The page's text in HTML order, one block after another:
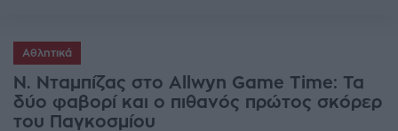
Αθλητικά
Ν. Νταμπίζας στο Allwyn Game Time: Τα
δύο φαβορί και ο πιθανός πρώτος σκόρερ
του Παγκοσμίου